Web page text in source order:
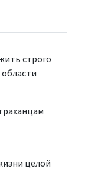
строго
целой